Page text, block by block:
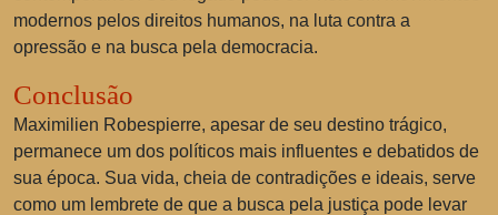
modernos pelos direitos humanos, na luta contra a
opressão e na busca pela democracia.
Conclusão
Maximilien Robespierre, apesar de seu destino trágico,
permanece um dos políticos mais influentes e debatidos de
sua época. Sua vida, cheia de contradições e ideais, serve
como um lembrete de que a busca pela justiça pode levar